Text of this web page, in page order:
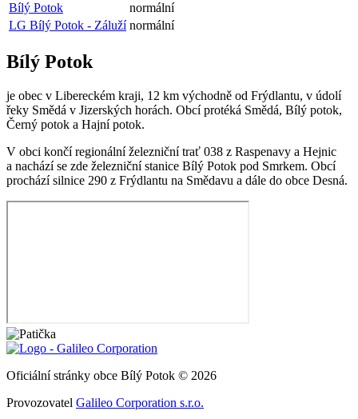
Bílý Potok
normální
LG Bílý Potok - Záluží normální
Bílý Potok
je obec v Libereckém kraji, 12 km východně od Frýdlantu, v údolí
řeky Smědá v Jizerských horách. Obcí protéká Smědá, Bílý potok,
Černý potok a Hajní potok.
V obci končí regionální železniční trať 038 z Raspenavy a Hejnic
a nachází se zde železniční stanice Bílý Potok pod Smrkem. Obcí
prochází silnice 290 z Frýdlantu na Smědavu a dále do obce Desná.
Oficiální stránky obce Bílý Potok © 2026
Provozovatel Galileo Corporation s.r.o.